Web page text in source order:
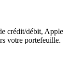
crédit/débit, Apple
votre portefeuille.